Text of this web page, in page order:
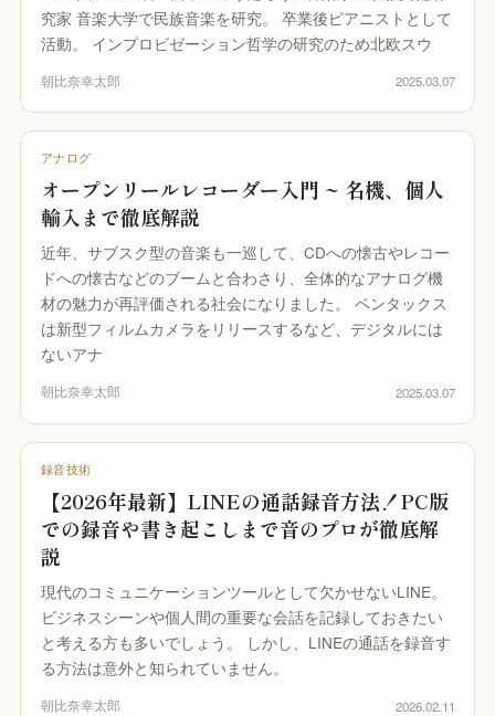
キャプチャー
STAGE
設計シミュレーター｜無指向 A/B・残響・
FIELD
キング一致率｜2D/3D で音場を予測
ANALYZER
ディオアナライザー｜LUFS・スペクトラ
8計測
MONTAGE
合わせる
別マキシマイザー｜音を大きく、音を変え
PIANO
ノ調律｜ブラウザで精密チューニング
TEAM
葉方式のチーム編集｜3 人と録音を編集
ルック
LUT 33 本｜ブラウザで適用・DaVinci 用
究家 音楽大学で民族音楽を研究。 卒業後ピアニストとして
活動。 インプロビゼーション哲学の研究のため北欧スウ
朝比奈幸太郎 2025.03.07
アナログ
オープンリールレコーダー入門 ~ 名機、個人
輸入まで徹底解説
近年、サブスク型の音楽も一巡して、CDへの懐古やレコー
ドへの懐古などのブームと合わさり、全体的なアナログ機
材の魅力が再評価される社会になりました。 ペンタックス
は新型フィルムカメラをリリースするなど、デジタルには
ないアナ
朝比奈幸太郎 2025.03.07
録音技術
【2026年最新】LINEの通話録音方法！PC版
での録音や書き起こしまで音のプロが徹底解
説
現代のコミュニケーションツールとして欠かせないLINE。
ビジネスシーンや個人間の重要な会話を記録しておきたい
と考える方も多いでしょう。 しかし、LINEの通話を録音す
る方法は意外と知られていません。
朝比奈幸太郎 2026.02.11